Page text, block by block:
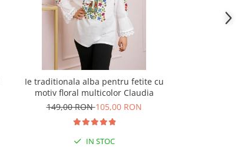
Ie traditionala alba pentru fetite cu
motiv floral multicolor Claudia
149,00 RON105,00 RON
IN STOC